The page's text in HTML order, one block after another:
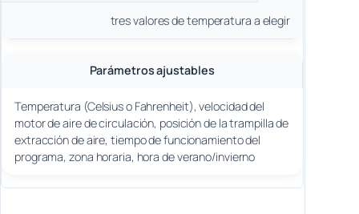
tres valores de temperatura a elegir
Parámetros ajustables
Temperatura (Celsius o Fahrenheit), velocidad del
motor de aire de circulación, posición de la trampilla de
extracción de aire, tiempo de funcionamiento del
programa, zona horaria, hora de verano/invierno